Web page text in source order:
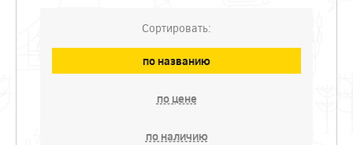
Сортировать:
по названию
по цене
по наличию